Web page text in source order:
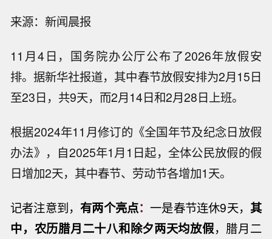
来源：新闻晨报
11月4日，国务院办公厅公布了2026年放假安
排。据新华社报道，其中春节放假安排为2月15日
至23日，共9天，而2月14日和2月28日上班。
根据2024年11月修订的《全国年节及纪念日放假
办法》，自2025年1月1日起，全体公民放假的假
日增加2天，其中春节、劳动节各增加1天。
记者注意到，有两个亮点：一是春节连休9天， 其
中，农历腊月二十八和除夕两天均放假，腊月二